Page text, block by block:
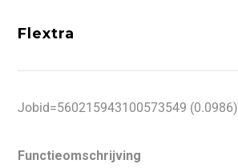
Flextra
Jobid=560215943100573549 (0.0986)
Functieomschrijving